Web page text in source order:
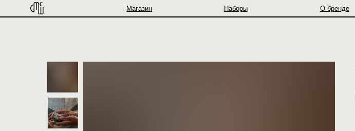
Магазин